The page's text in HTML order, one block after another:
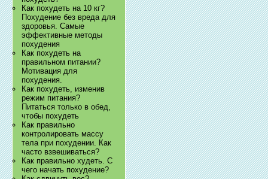
Как похудеть на 10 кг?
Похудение без вреда для
здоровья. Самые
эффективные методы
похудения
Как похудеть на
правильном питании?
Мотивация для
похудения.
Как похудеть, изменив
режим питания?
Питаться только в обед,
чтобы похудеть
Как правильно
контролировать массу
тела при похудении. Как
часто взвешиваться?
Как правильно худеть. С
чего начать похудение?